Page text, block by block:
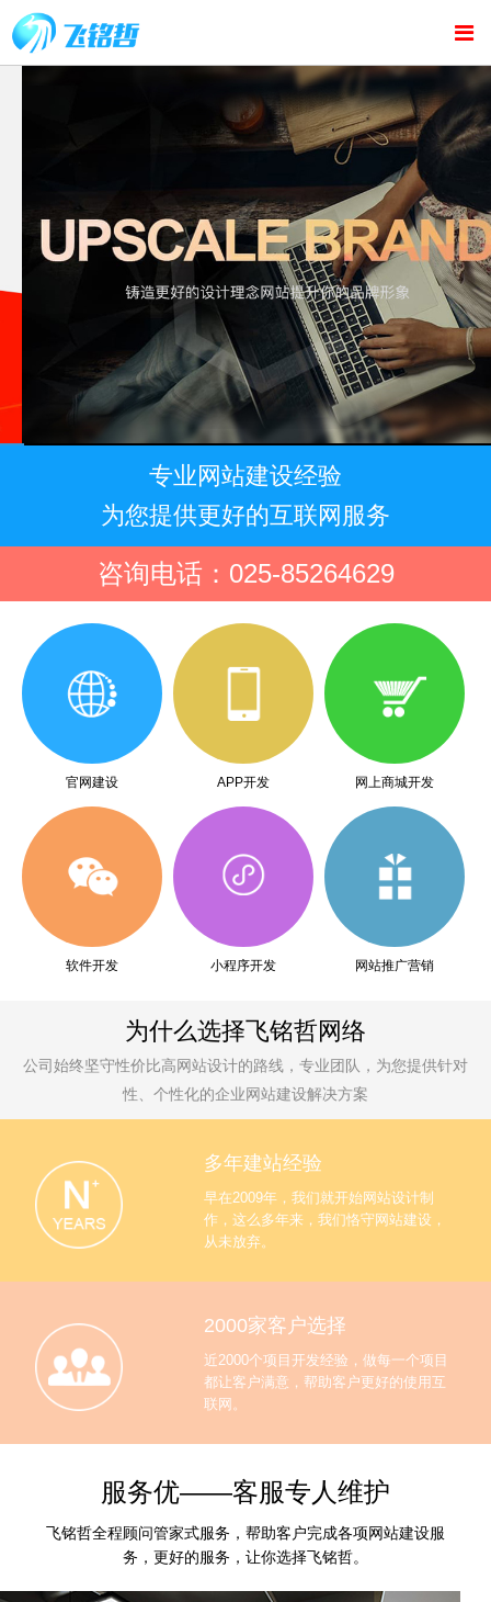
专业网站建设经验
为您提供更好的互联网服务
咨询电话：025-85264629
官网建设 APP开发 网上商城开发
软件开发 小程序开发 网站推广营销
为什么选择飞铭哲网络
公司始终坚守性价比高网站设计的路线，专业团队，为您提供针对
性、个性化的企业网站建设解决方案
多年建站经验
早在2009年，我们就开始网站设计制
作，这么多年来，我们恪守网站建设，
从未放弃。
2000家客户选择
近2000个项目开发经验，做每一个项目
都让客户满意，帮助客户更好的使用互
联网。
服务优——客服专人维护
飞铭哲全程顾问管家式服务，帮助客户完成各项网站建设服
务，更好的服务，让你选择飞铭哲。